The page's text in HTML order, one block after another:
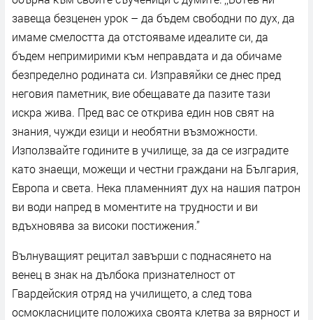
завеща безценен урок – да бъдем свободни по дух, да
имаме смелостта да отстояваме идеалите си, да
бъдем непримирими към неправдата и да обичаме
безпределно родината си. Изправяйки се днес пред
неговия паметник, вие обещавате да пазите тази
искра жива. Пред вас се открива един нов свят на
знания, чужди езици и необятни възможности.
Използвайте годините в училище, за да се изградите
като знаещи, можещи и честни граждани на България,
Европа и света. Нека пламенният дух на нашия патрон
ви води напред в моментите на трудности и ви
вдъхновява за високи постижения.”
Вълнуващият рецитал завърши с поднасянето на
венец в знак на дълбока признателност от
Гвардейския отряд на училището, а след това
осмокласниците положиха своята клетва за вярност и